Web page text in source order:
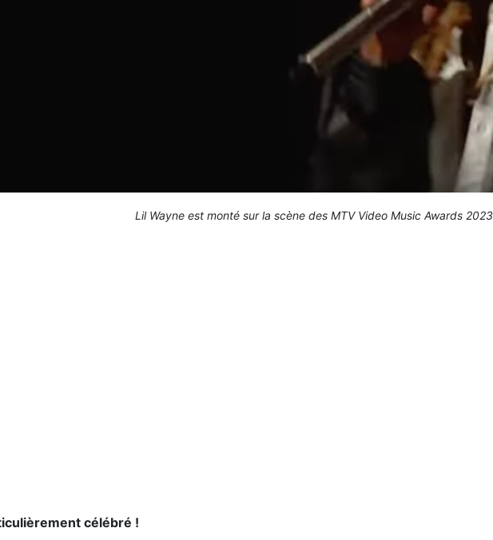
Lil Wayne est monté sur la scène des MTV Video Music Awards 2023
célébré !